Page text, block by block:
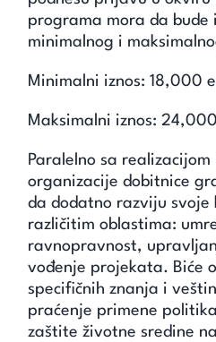
programa mora da bude
minimalnog i
Minimalni iznos: 18,000
Maksimalni iznos:
Paralelno sa
organizacije dobitnice
da dodatno razviju svoje
različitim oblastima:
ravnopravnost,
vođenje projekata. Biće
specifičnih znanja i
praćenje primene
zaštite životne sredine